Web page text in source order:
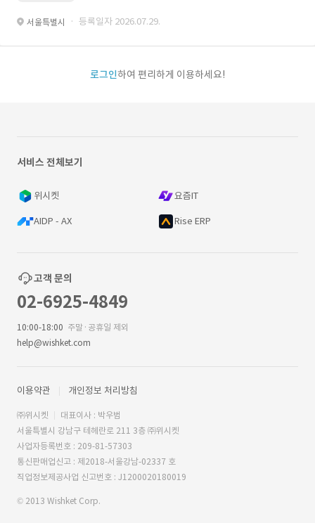
서울특별시 · 등록일자 2026.07.29.
로그인하여 편리하게 이용하세요!
서비스 전체보기
위시켓 요즘IT
AIDP - AX Rise ERP
고객 문의
02-6925-4849
10:00-18:00 주말·공휴일 제외
help@wishket.com
이용약관 개인정보 처리방침
㈜위시켓
대표이사 : 박우범
서울특별시 강남구 테헤란로 211 3층 ㈜위시켓
사업자등록번호 : 209-81-57303
통신판매업신고 : 제2018-서울강남-02337 호
직업정보제공사업 신고번호 : J1200020180019
© 2013 Wishket Corp.